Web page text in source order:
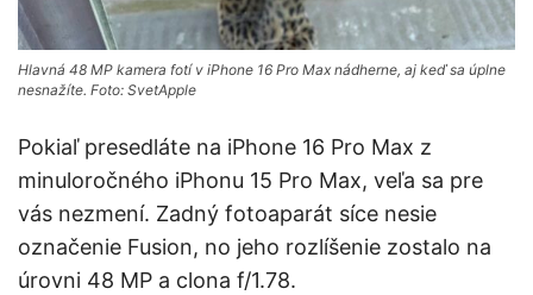
Hlavná 48 MP kamera fotí v iPhone 16 Pro Max nádherne, aj keď sa úplne
nesnažíte. Foto: SvetApple
Pokiaľ presedláte na iPhone 16 Pro Max z
minuloročného iPhonu 15 Pro Max, veľa sa pre
vás nezmení. Zadný fotoaparát síce nesie
označenie Fusion, no jeho rozlíšenie zostalo na
úrovni 48 MP a clona f/1.78.